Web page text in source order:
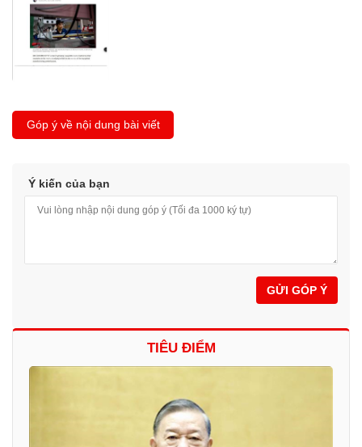
Góp ý về nội dung bài viết
Ý kiến của bạn
GỬI GÓP Ý
TIÊU ĐIỂM